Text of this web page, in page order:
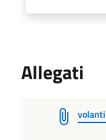
Allegati